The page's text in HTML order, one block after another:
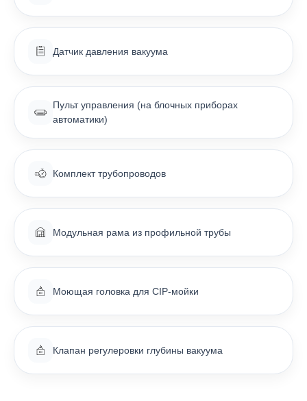
Датчик давления вакуума
Пульт управления (на блочных приборах
автоматики)
Комплект трубопроводов
Модульная рама из профильной трубы
Моющая головка для CIP-мойки
Клапан регулеровки глубины вакуума